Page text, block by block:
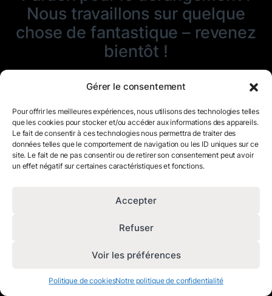
Gérer le consentement
Pour offrir les meilleures expériences, nous utilisons des technologies telles
que les cookies pour stocker et/ou accéder aux informations des appareils.
Le fait de consentir à ces technologies nous permettra de traiter des
données telles que le comportement de navigation ou les ID uniques sur ce
site. Le fait de ne pas consentir ou de retirer son consentement peut avoir
un effet négatif sur certaines caractéristiques et fonctions.
Accepter
Refuser
Voir les préférences
Politique de cookiesNotre politique de confidentialité
Nous travaillons sur quelque
chose de fantastique – revenez
bientôt !